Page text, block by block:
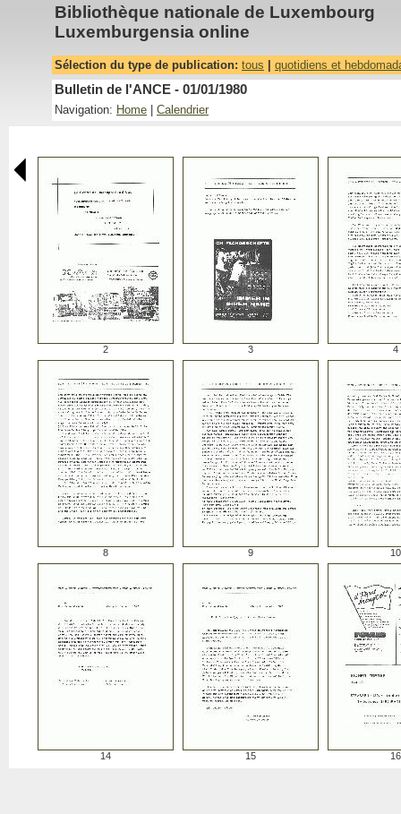
Bibliothèque nationale de Luxembourg
Luxemburgensia online
Sélection du type de publication: tous quotidiens et
Bulletin de l'ANCE - 01/01/1980
Navigation: Home Calendrier
2 3 4
8 9 10
14 15 16